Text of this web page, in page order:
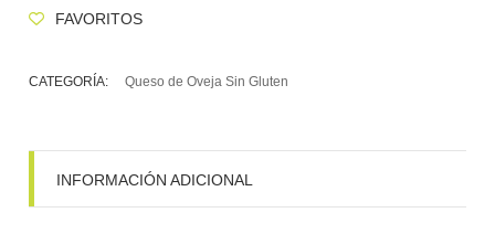
FAVORITOS
CATEGORÍA: Queso de Oveja Sin Gluten
INFORMACIÓN ADICIONAL